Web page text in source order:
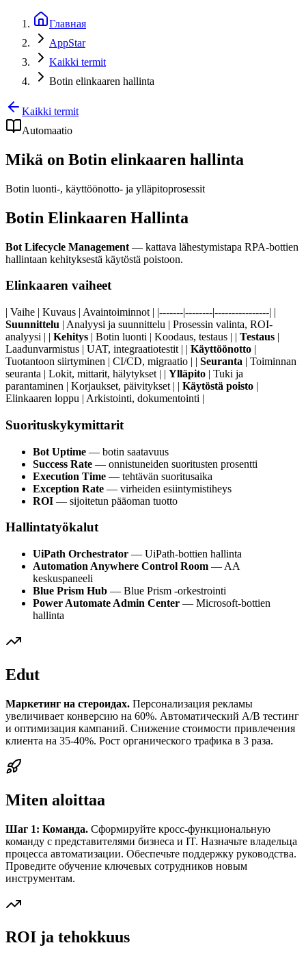
Главная
AppStar
Kaikki termit
Botin elinkaaren hallinta
Kaikki termit
Automaatio
Mikä on Botin elinkaaren hallinta
Botin luonti-, käyttöönotto- ja ylläpitoprosessit
Botin Elinkaaren Hallinta
Bot Lifecycle Management — kattava lähestymistapa RPA-bottien
hallintaan kehityksestä käytöstä poistoon.
Elinkaaren vaiheet
| Vaihe | Kuvaus | Avaintoiminnot | |-------|--------|----------------| |
Suunnittelu | Analyysi ja suunnittelu | Prosessin valinta, ROI-
analyysi | | Kehitys | Botin luonti | Koodaus, testaus | | Testaus |
Laadunvarmistus | UAT, integraatiotestit | | Käyttöönotto |
Tuotantoon siirtyminen | CI/CD, migraatio | | Seuranta | Toiminnan
seuranta | Lokit, mittarit, hälytykset | | Ylläpito | Tuki ja
parantaminen | Korjaukset, päivitykset | | Käytöstä poisto |
Elinkaaren loppu | Arkistointi, dokumentointi |
Suorituskykymittarit
Bot Uptime — botin saatavuus
Success Rate — onnistuneiden suoritusten prosentti
Execution Time — tehtävän suoritusaika
Exception Rate — virheiden esiintymistiheys
ROI — sijoitetun pääoman tuotto
Hallintatyökalut
UiPath Orchestrator — UiPath-bottien hallinta
Automation Anywhere Control Room — AA
keskuspaneeli
Blue Prism Hub — Blue Prism -orkestrointi
Power Automate Admin Center — Microsoft-bottien
hallinta
Edut
Маркетинг на стероидах. Персонализация рекламы
увеличивает конверсию на 60%. Автоматический A/B тестинг
и оптимизация кампаний. Снижение стоимости привлечения
клиента на 35-40%. Рост органического трафика в 3 раза.
Miten aloittaa
Шаг 1: Команда. Сформируйте кросс-функциональную
команду с представителями бизнеса и IT. Назначьте владельца
процесса автоматизации. Обеспечьте поддержку руководства.
Проведите обучение ключевых сотрудников новым
инструментам.
ROI ja tehokkuus